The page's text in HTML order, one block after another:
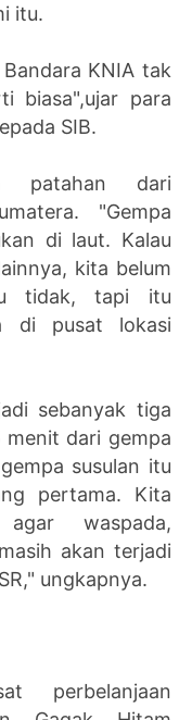
itu.
KNIA tak
biasa",ujar para
SIB.
patahan dari
"Gempa
di laut. Kalau
kita belum
tidak, tapi itu
di pusat lokasi
sebanyak tiga
menit dari gempa
susulan itu
pertama. Kita
agar waspada,
akan terjadi
ungkapnya.
perbelanjaan